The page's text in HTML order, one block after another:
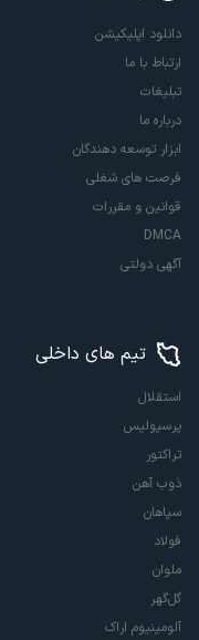
دانلود اپلیکیشن
ارتباط با ما
تبلیغات
درباره ما
ابزار توسعه دهندگان
فرصت های شغلی
قوانین و مقررات
DMCA
آگهی دولتی
تیم های داخلی
استقلال
پرسپولیس
تراکتور
ذوب آهن
سپاهان
فولاد
ملوان
گل‌گهر
آلومینیوم اراک